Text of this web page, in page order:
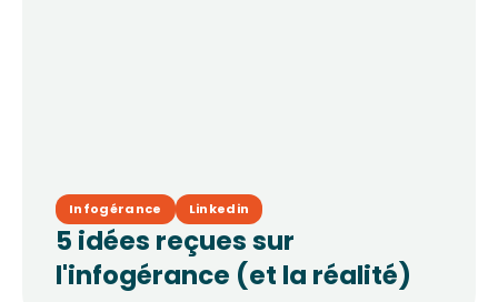
Infogérance Linkedin
5 idées reçues sur
l'infogérance (et la réalité)